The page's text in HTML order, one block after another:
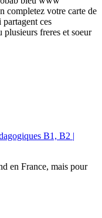
completez votre carte de
ces
freres et soeur
B1, B2 |
en France, mais pour